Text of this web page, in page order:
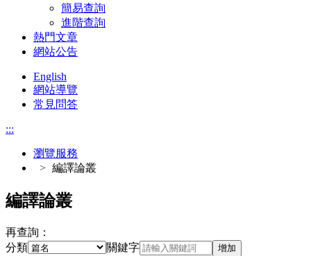
簡易查詢
進階查詢
熱門文章
網站公告
English
網站導覽
常見問答
:::
瀏覽服務
編譯論叢
編譯論叢
再查詢：
分類
關鍵字 增加